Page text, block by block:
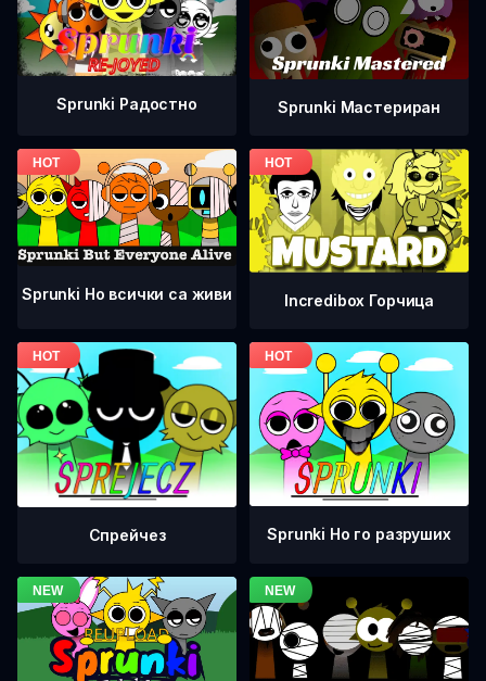
Sprunki Радостно Sprunki Мастериран
Sprunki Но всички са живи Incredibox Горчица
Спрейчез Sprunki Но го разруших